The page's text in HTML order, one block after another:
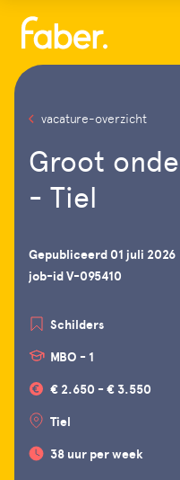
vacature-overzicht
Groot
- Tiel
Gepubliceerd 01 juli 2026
job-id V-095410
Schilders
MBO - 1
€ 2.650 - € 3.550
Tiel
38 uur per week